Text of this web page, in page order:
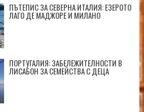
ПЪТЕПИС ЗА СЕВЕРНА ИТАЛИЯ: ЕЗЕРОТО
ЛАГО ДЕ МАДЖОРЕ И МИЛАНО
ПОРТУГАЛИЯ: ЗАБЕЛЕЖИТЕЛНОСТИ В
ЛИСАБОН ЗА СЕМЕЙСТВА С ДЕЦА